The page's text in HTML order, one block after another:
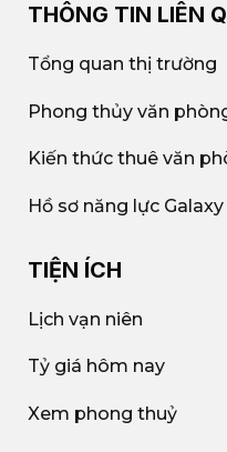
THÔNG TIN LIÊN
Tổng quan thị trường
Phong thủy văn
Kiến thức thuê văn
Hồ sơ năng lực
TIỆN ÍCH
Lịch vạn niên
Tỷ giá hôm nay
Xem phong thuỷ